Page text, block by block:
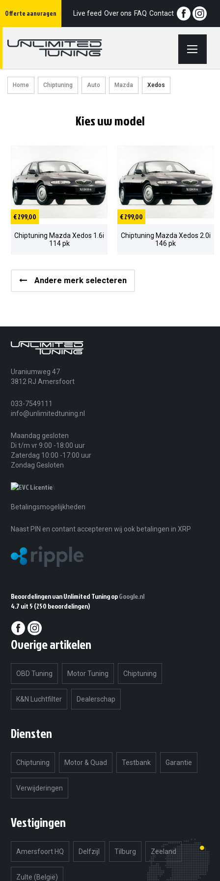
Offerte aanvragen
naarLive feed Over ons FAQ Contact
Home Chiptuning Auto Mazda Xedos
Kies uw model
€ 299,00
Chiptuning Mazda Xedos 1.6i
114 pk
€ 299,00
Chiptuning Mazda Xedos 2.0i
146 pk
Andere merk selecteren
Uraniumweg 47
3812 RJ Amersfoort
033-7549111
info@unlimitedtuning.nl
Maandag gesloten
Di t/m vr 9:00 -18:00 uur
Zaterdag 10:00 -17:00 uur
Zondag Gesloten
Betalingsmogelijkheden
Naast PIN en contant accepteren wij ook betalingen in XRP
Beoordelingen van Unlimited Tuning opGoogle.nl
4.7 uit 5 (250 beoordelingen)
Overige artikelen
OBD Tuning Motor Tuning Chiptuning
K&N Luchtfilter Dealerschap
Diensten
Chiptuning Motor & Quad Testbank Garantie
Verwijderingen
Vestigingen
Amersfoort HQ Delfzijl Tilburg Zeeland
Zulte (België)